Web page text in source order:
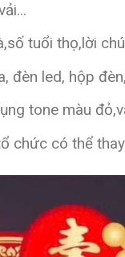
tuổi thọ,lời
đèn led, hộp
tone màu
chức có thể